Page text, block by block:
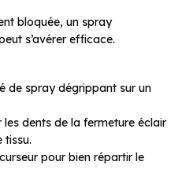
bloquée, un spray
s’avérer efficace.
de spray dégrippant sur un
les dents de la fermeture éclair
tissu.
pour bien répartir le